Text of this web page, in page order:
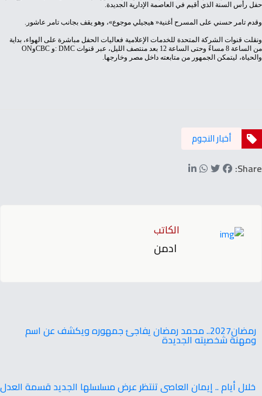
‬حفل‭ ‬رأس‭ ‬السنة‭ ‬الذي‭ ‬أقيم‭ ‬في‭ ‬العاصمة‭ ‬الإدارية‭ ‬الجديدة‭.‬
وقدم‭ ‬تامر‭ ‬حسني‭ ‬على‭ ‬المسرح‭ ‬أغنية‭ ‬‮«‬هيجيلي‭ ‬موجوع‮»‬،‭ ‬وهو‭ ‬يقف‭ ‬بجانب‭ ‬تامر‭ ‬عاشور‭.‬
‬من‭ ‬الساعة‭ ‬8‭ ‬مساءً‭ ‬وحتى‭ ‬الساعة‭ ‬12‭ ‬بعد‭ ‬منتصف‭ ‬الليل،‭ ‬عبر‭ ‬قنوات‭: ‬DMC‭ ‬وCBC‭ ‬وON‭
‬والحياة،‭ ‬ليتمكن‭ ‬الجمهور‭ ‬من‭ ‬متابعته‭ ‬داخل‭ ‬مصر‭ ‬وخارجها‭.‬
أخبار النجوم
Share:
الكاتب
ادمن
‬ومهنة‭ ‬شخصيته‭ ‬الجديدة
خلال أيام .. إيمان العاصى تنتظر عرض مسلسلها الجديد قسمة العدل